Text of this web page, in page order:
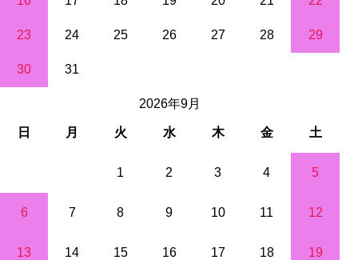
23 24 25 26 27 28 29
30 31
2026年9月
日 月 火 水 木 金 土
1 2 3 4 5
6 7 8 9 10 11 12
13 14 15 16 17 18 19